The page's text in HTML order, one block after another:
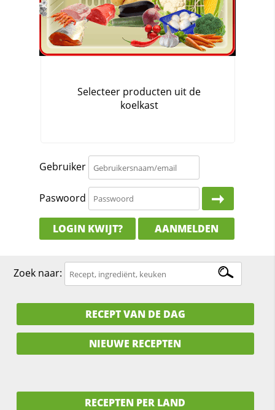
Gebruiker
Paswoord
LOGIN KWIJT? AANMELDEN
Zoek naar:
RECEPT VAN DE DAG
NIEUWE RECEPTEN
RECEPTEN PER LAND